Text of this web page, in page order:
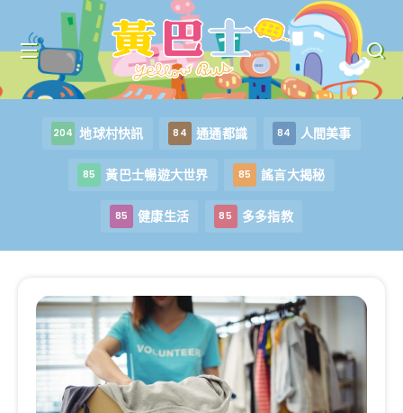
204 地球村快訊 84 通通都識 84 人間美事
85 黃巴士暢遊大世界 85 謠言大揭秘
85 健康生活 85 多多指教